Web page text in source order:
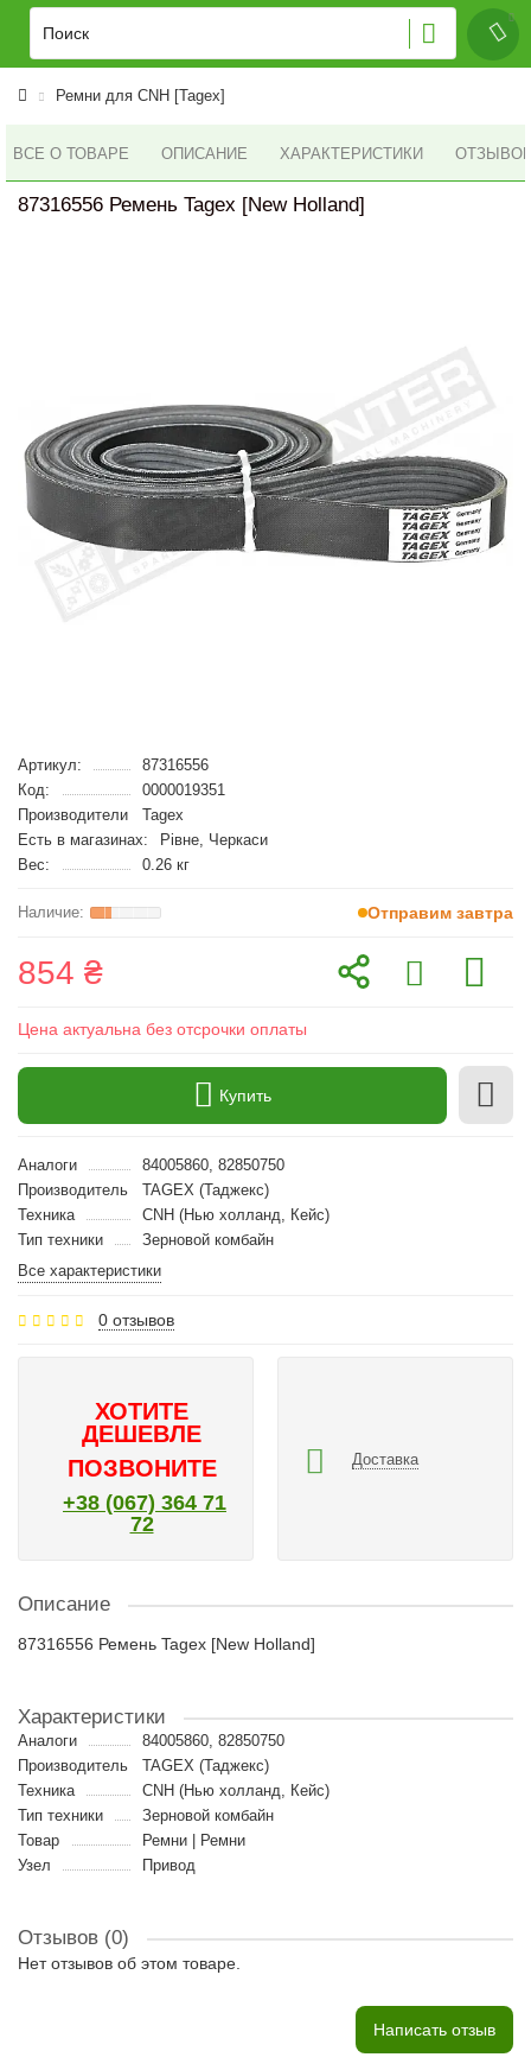
Ремни для CNH [Tagex]
ВСЕ О ТОВАРЕ ОПИСАНИЕ ХАРАКТЕРИСТИКИ ОТЗЫВОВ
87316556 Ремень Tagex [New Holland]
Артикул:
87316556
Код:
0000019351
Производители
Tagex
Есть в магазинах:
Рівне, Черкаси
Вес:
0.26 кг
Отправим завтра
854 ₴
Цена актуальна без отсрочки оплаты
Купить
Аналоги
84005860, 82850750
Производитель
TAGEX (Таджекс)
Техника
CNH (Нью холланд, Кейс)
Тип техники
Зерновой комбайн
Все характеристики
0 отзывов
ХОТИТЕ
ДЕШЕВЛЕ
ПОЗВОНИТЕ
+38 (067) 364 71
72
Доставка
Описание
87316556 Ремень Tagex [New Holland]
Характеристики
Аналоги
84005860, 82850750
Производитель
TAGEX (Таджекс)
Техника
CNH (Нью холланд, Кейс)
Тип техники
Зерновой комбайн
Товар
Ремни | Ремни
Узел
Привод
Отзывов (0)
Нет отзывов об этом товаре.
Написать отзыв